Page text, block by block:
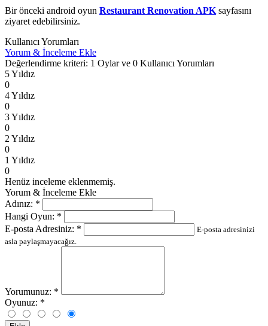
Bir önceki android oyun Restaurant Renovation APK sayfasını
ziyaret edebilirsiniz.
Kullanıcı Yorumları
Yorum & İnceleme Ekle
Değerlendirme kriteri: 1 Oylar ve 0 Kullanıcı Yorumları
5 Yıldız
0
4 Yıldız
0
3 Yıldız
0
2 Yıldız
0
1 Yıldız
0
Henüz inceleme eklenmemiş.
Yorum & İnceleme Ekle
Adınız: *
Hangi Oyun: *
E-posta Adresiniz: *
E-posta adresinizi
asla paylaşmayacağız.
Yorumunuz: *
Oyunuz: *